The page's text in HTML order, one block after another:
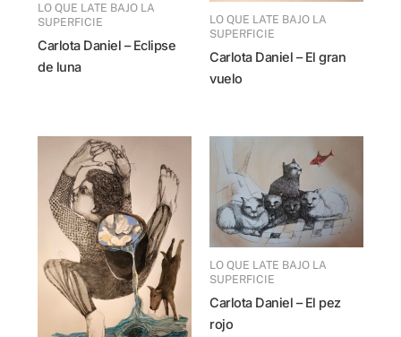
LO QUE LATE BAJO LA
SUPERFICIE
Carlota Daniel – Eclipse
de luna
LO QUE LATE BAJO LA
SUPERFICIE
Carlota Daniel – El gran
vuelo
LO QUE LATE BAJO LA
SUPERFICIE
Carlota Daniel – El pez
rojo